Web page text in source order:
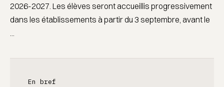
2026-2027. Les élèves seront accueillis progressivement
dans les établissements à partir du 3 septembre, avant le
En bref